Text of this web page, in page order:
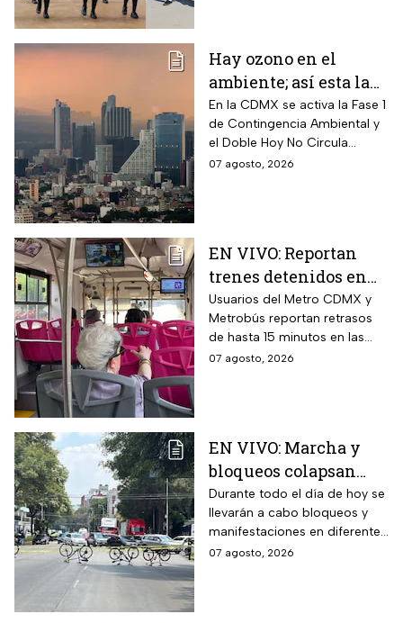
Hay ozono en el
ambiente; así esta la
calidad del aire en
CDMX hoy
En la CDMX se activa la Fase 1
de Contingencia Ambiental y
el Doble Hoy No Circula
cuando hay altos índices de
07 agosto, 2026
EN VIVO: Reportan
trenes detenidos en
líneas del Metro
CDMX hoy 7 de agosto;
Metrobús restablece
servicio
Usuarios del Metro CDMX y
Metrobús reportan retrasos
de hasta 15 minutos en las
líneas
07 agosto, 2026
EN VIVO: Marcha y
bloqueos colapsan
calles por cierres en
CDMX hoy
Durante todo el día de hoy se
llevarán a cabo bloqueos y
manifestaciones en diferentes
zonas de la CDMX por lo que
07 agosto, 2026